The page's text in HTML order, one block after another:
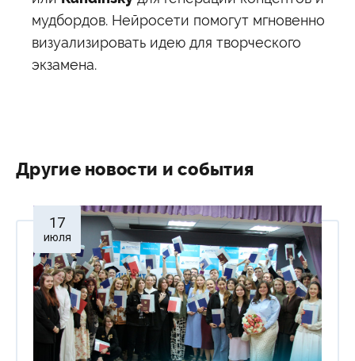
мудбордов. Нейросети помогут мгновенно
визуализировать идею для творческого
экзамена.
Другие новости и события
17
июля